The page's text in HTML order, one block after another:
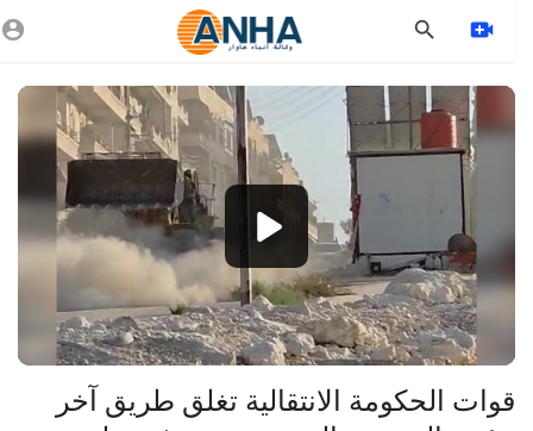
Video
1080p
auto
⁣قوات الحكومة الانتقالية تغلق طريق آخر